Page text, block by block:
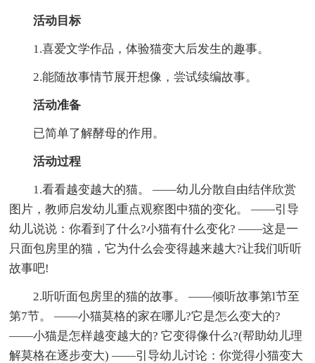
活动目标
1.喜爱文学作品，体验猫变大后发生的趣事。
2.能随故事情节展开想像，尝试续编故事。
活动准备
已简单了解酵母的作用。
活动过程
1.看看越变越大的猫。 ——幼儿分散自由结伴欣赏
图片，教师启发幼儿重点观察图中猫的变化。 ——引导
幼儿说说：你看到了什么?小猫有什么变化? ——这是一
只面包房里的猫，它为什么会变得越来越大?让我们听听
故事吧!
2.听听面包房里的猫的故事。 ——倾听故事第l节至
第7节。 ——小猫莫格的家在哪儿?它是怎么变大的?
——小猫是怎样越变越大的? 它变得像什么?(帮助幼儿理
解莫格在逐步变大) ——引导幼儿讨论：你觉得小猫变大